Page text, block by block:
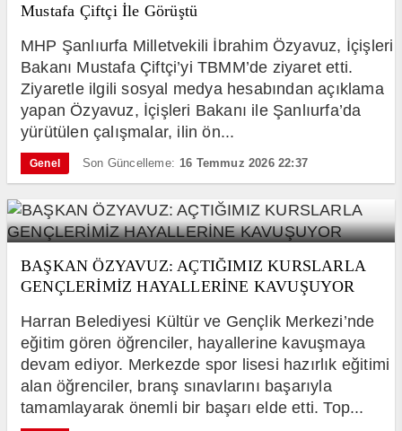
Mustafa Çiftçi İle Görüştü
MHP Şanlıurfa Milletvekili İbrahim Özyavuz, İçişleri
Bakanı Mustafa Çiftçi’yi TBMM’de ziyaret etti.
Ziyaretle ilgili sosyal medya hesabından açıklama
yapan Özyavuz, İçişleri Bakanı ile Şanlıurfa’da
yürütülen çalışmalar, ilin ön...
Genel Son Güncelleme: 16 Temmuz 2026 22:37
BAŞKAN ÖZYAVUZ: AÇTIĞIMIZ KURSLARLA
GENÇLERİMİZ HAYALLERİNE KAVUŞUYOR
Harran Belediyesi Kültür ve Gençlik Merkezi’nde
eğitim gören öğrenciler, hayallerine kavuşmaya
devam ediyor. Merkezde spor lisesi hazırlık eğitimi
alan öğrenciler, branş sınavlarını başarıyla
tamamlayarak önemli bir başarı elde etti. Top...